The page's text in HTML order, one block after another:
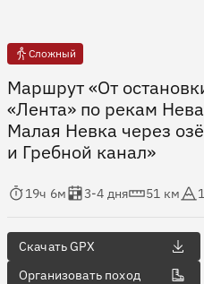
Сложный
Маршрут «От
«Лента» по рекам
Малая Невка через
и Гребной канал»
в пути
19ч 6м
Оценка в днях
3-4 дня
Дистанция
51 км
Абсолютная
Скачать GPX
Организовать поход